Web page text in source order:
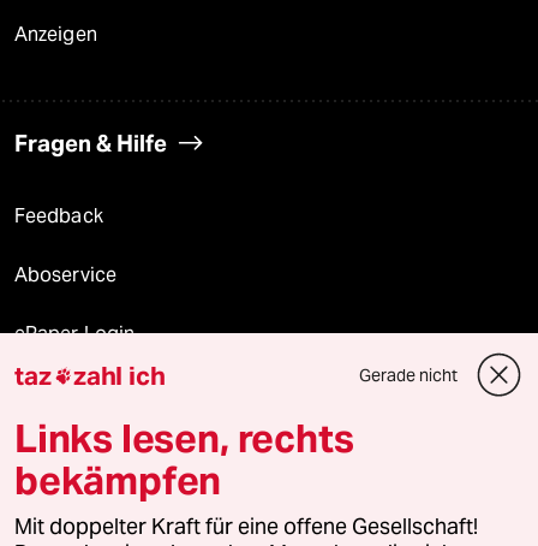
Anzeigen
Fragen & Hilfe
Feedback
Aboservice
ePaper Login
Downloads für Abonnierende
© 2026 taz Verlags und Vertriebs GmbH
Alle Rechte vorbehalten. Bei rechtlichen Fragen oder für Genehmigungen
taz zahl ich Gerade nicht
Links lesen, rechts
bekämpfen
Mit doppelter Kraft für eine offene Gesellschaft!